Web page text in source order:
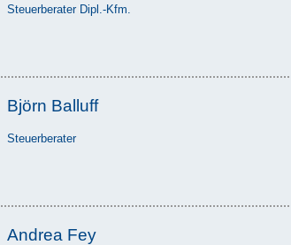
Steuerberater Dipl.-Kfm.
Björn Balluff
Steuerberater
Andrea Fey